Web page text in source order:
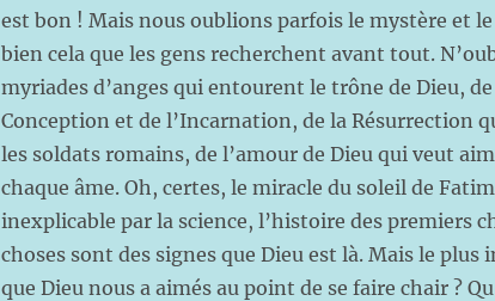
est bon ! Mais nous oublions parfois le mystère et le
bien cela que les gens recherchent avant tout.
myriades d’anges qui entourent le trône de Dieu,
Conception et de l’Incarnation, de la Résurrection
les soldats romains, de l’amour de Dieu qui veut
chaque âme. Oh, certes, le miracle du soleil de
inexplicable par la science, l’histoire des premiers
choses sont des signes que Dieu est là. Mais le
que Dieu nous a aimés au point de se faire chair ?